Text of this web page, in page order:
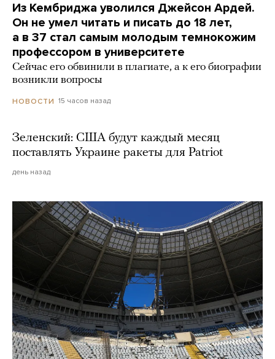
Из Кембриджа уволился Джейсон Ардей.
Он не умел читать и писать до 18 лет,
а в 37 стал самым молодым темнокожим
профессором в университете
Сейчас его обвинили в плагиате, а к его биографии
возникли вопросы
НОВОСТИ 15 часов назад
Зеленский: США будут каждый месяц
поставлять Украине ракеты для Patriot
день назад